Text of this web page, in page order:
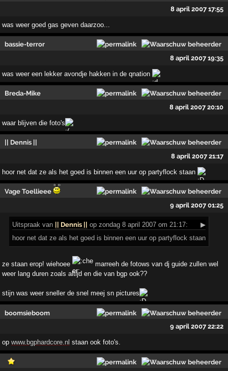
8 april 2007 17:55
was weer goed gas geven daarzoo...
bassie-terror
8 april 2007 19:35
was weer een lekker avondje hakken in de qnation
Breda-Mike
8 april 2007 20:10
waar blijven die foto's
|| Dennis ||
8 april 2007 21:17
hoor net dat ze als het goed is binnen een uur op partyflock staan
Vage Toellieee
9 april 2007 01:25
Uitspraak van || Dennis || op zondag 8 april 2007 om 21:17:
▶
hoor net dat ze als het goed is binnen een uur op partyflock staan
ze staan erop! wiehoee
marreeh de fotows van dj guide zullen wel
weer lang duren zoals altijd en die van bgp ook??
stijn was weer sneller de snel meej sn pictures
boomsieboom
9 april 2007 22:22
op www.bgphardcore.nl staan ook foto's.